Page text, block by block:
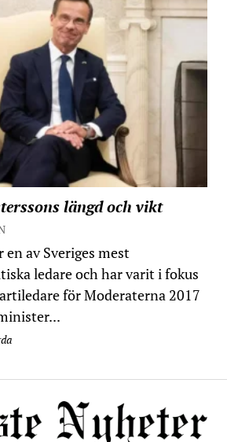
längd och vikt
av Sveriges mest
ledare och har varit i fokus
för Moderaterna 2017